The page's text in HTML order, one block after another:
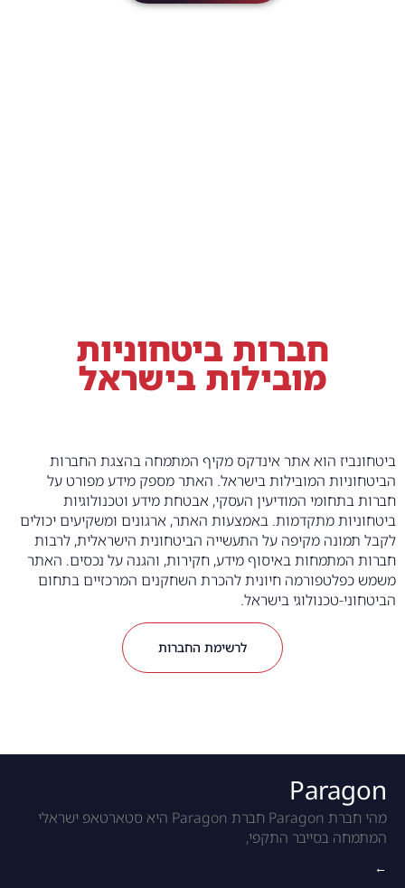
חברות ביטחוניות
מובילות בישראל
ביטחונביז הוא אתר אינדקס מקיף המתמחה בהצגת החברות
הביטחוניות המובילות בישראל. האתר מספק מידע מפורט על
חברות בתחומי המודיעין העסקי, אבטחת מידע וטכנולוגיות
ביטחוניות מתקדמות. באמצעות האתר, ארגונים ומשקיעים יכולים
לקבל תמונה מקיפה על התעשייה הביטחונית הישראלית, לרבות
חברות המתמחות באיסוף מידע, חקירות, והגנה על נכסים. האתר
משמש כפלטפורמה חיונית להכרת השחקנים המרכזיים בתחום
הביטחוני-טכנולוגי בישראל.
לרשימת החברות
Paragon
מהי חברת Paragon חברת Paragon היא סטארטאפ ישראלי
המתמחה בסייבר התקפי,
←